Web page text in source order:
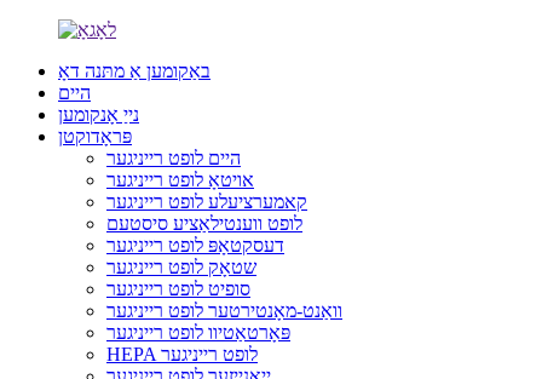
באַקומען אַ מתּנה דאָ
היים
נייַ אָנקומען
פּראָדוקטן
היים לופט רייניגער
אויטאָ לופט רייניגער
קאמערציעלע לופט רייניגער
לופט ווענטילאַציע סיסטעם
דעסקטאָפּ לופט רייניגער
שטאָק לופט רייניגער
סופיט לופט רייניגער
וואַנט-מאָנטירטער לופט רייניגער
פּאָרטאַטיוו לופט רייניגער
HEPA לופט רייניגער